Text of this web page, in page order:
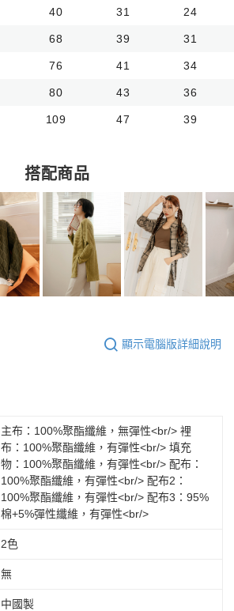
40 31 24
68 39 31
76 41 34
80 43 36
109 47 39
搭配商品
顯示電腦版詳細說明
主布：100%聚酯纖維，無彈性<br/> 裡
布：100%聚酯纖維，有彈性<br/> 填充
物：100%聚酯纖維，有彈性<br/> 配布：
100%聚酯纖維，有彈性<br/> 配布2：
100%聚酯纖維，有彈性<br/> 配布3：95%
棉+5%彈性纖維，有彈性<br/>
2色
無
中國製